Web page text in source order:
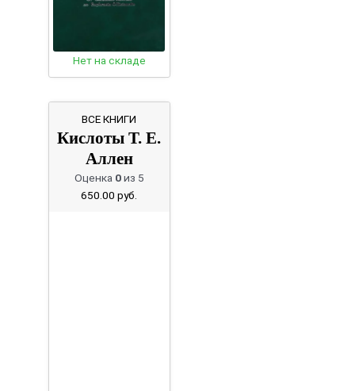
Нет на складе
ВСЕ КНИГИ
Кислоты Т. Е.
Аллен
Оценка 0из 5
650.00 руб.